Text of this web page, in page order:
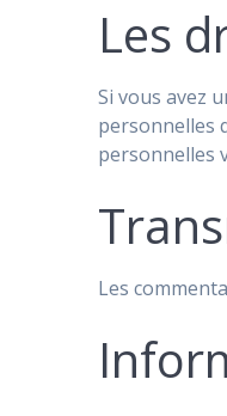
Les
Si vous avez
personnelles
personnelles
Les